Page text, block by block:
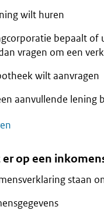
wilt huren
bepaalt of
vragen om een
wilt aanvragen
aanvullende lening
op een
staan